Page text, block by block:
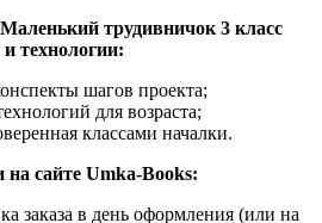
трудивничок 3 класс
технологии:
шагов проекта;
для возраста;
классами началки.
сайте Umka-Books:
заказа в день оформления (или на